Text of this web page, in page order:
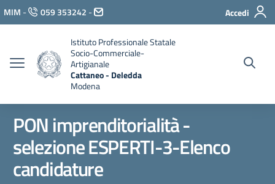
Vai ai contenuti
Vai al menu di navigazione
Vai al footer
MIM - 059 353242 - Accedi
Istituto Professionale Statale
Socio-Commerciale-
Artigianale
Cattaneo - Deledda
Modena
PON imprenditorialità -
selezione ESPERTI-3-Elenco
candidature